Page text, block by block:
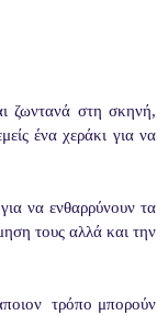
ζωντανά στη σκηνή,
ένα χεράκι για να
να ενθαρρύνουν τα
τους αλλά και την
τρόπο μπορούν